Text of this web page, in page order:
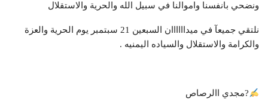
ونضحي بانفسنا واموالنا في سبيل الله والحرية والاستقلال
نلتقي جميعآ في ميداااااان السبعين 21 سبتمبر يوم الحرية والعزة
والكرامة والاستقلال والسياده اليمنيه .
?مجدي االرصاص